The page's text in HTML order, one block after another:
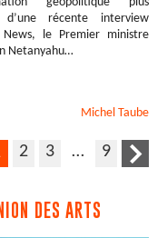
d’une récente interview
le Premier ministre
Netanyahu…
Michel Taube
2 3 … 9
DES ARTS